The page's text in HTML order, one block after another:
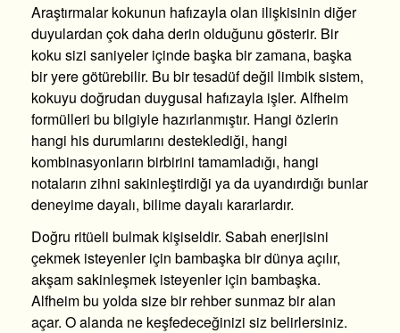
Araştırmalar kokunun hafızayla olan ilişkisinin diğer
duyulardan çok daha derin olduğunu gösterir. Bir
koku sizi saniyeler içinde başka bir zamana, başka
bir yere götürebilir. Bu bir tesadüf değil limbik sistem,
kokuyu doğrudan duygusal hafızayla işler. Alfheim
formülleri bu bilgiyle hazırlanmıştır. Hangi özlerin
hangi his durumlarını desteklediği, hangi
kombinasyonların birbirini tamamladığı, hangi
notaların zihni sakinleştirdiği ya da uyandırdığı bunlar
deneyime dayalı, bilime dayalı kararlardır.
Doğru ritüeli bulmak kişiseldir. Sabah enerjisini
çekmek isteyenler için bambaşka bir dünya açılır,
akşam sakinleşmek isteyenler için bambaşka.
Alfheim bu yolda size bir rehber sunmaz bir alan
açar. O alanda ne keşfedeceğinizi siz belirlersiniz.